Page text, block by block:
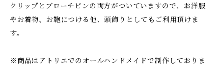
クリップとブローチピンの両方がついていますので、お洋服
やお着物、お鞄につける他、頭飾りとしてもご利用頂けま
す。
※商品はアトリエでのオールハンドメイドで制作しておりま